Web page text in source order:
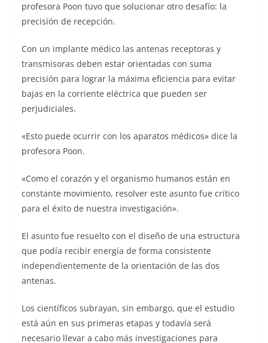
profesora Poon tuvo que solucionar otro desafío: la
precisión de recepción.
Con un implante médico las antenas receptoras y
transmisoras deben estar orientadas con suma
precisión para lograr la máxima eficiencia para evitar
bajas en la corriente eléctrica que pueden ser
perjudiciales.
«Esto puede ocurrir con los aparatos médicos» dice la
profesora Poon.
«Como el corazón y el organismo humanos están en
constante movimiento, resolver este asunto fue crítico
para el éxito de nuestra investigación».
El asunto fue resuelto con el diseño de una estructura
que podía recibir energía de forma consistente
independientemente de la orientación de las dos
antenas.
Los científicos subrayan, sin embargo, que el estudio
está aún en sus primeras etapas y todavía será
necesario llevar a cabo más investigaciones para